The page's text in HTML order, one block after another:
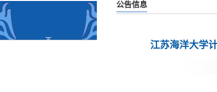
公告信息
江苏海洋大学